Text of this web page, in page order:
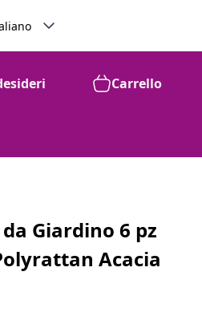
Carrello
Giardino 6 pz
Acacia